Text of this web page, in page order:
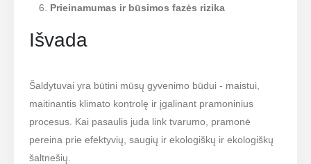
Prieinamumas ir būsimos fazės rizika
Išvada
Šaldytuvai yra būtini mūsų gyvenimo būdui - maistui,
maitinantis klimato kontrolę ir įgalinant pramoninius
procesus. Kai pasaulis juda link tvarumo, pramonė
pereina prie efektyvių, saugių ir ekologiškų ir ekologiškų
šaltnešių.